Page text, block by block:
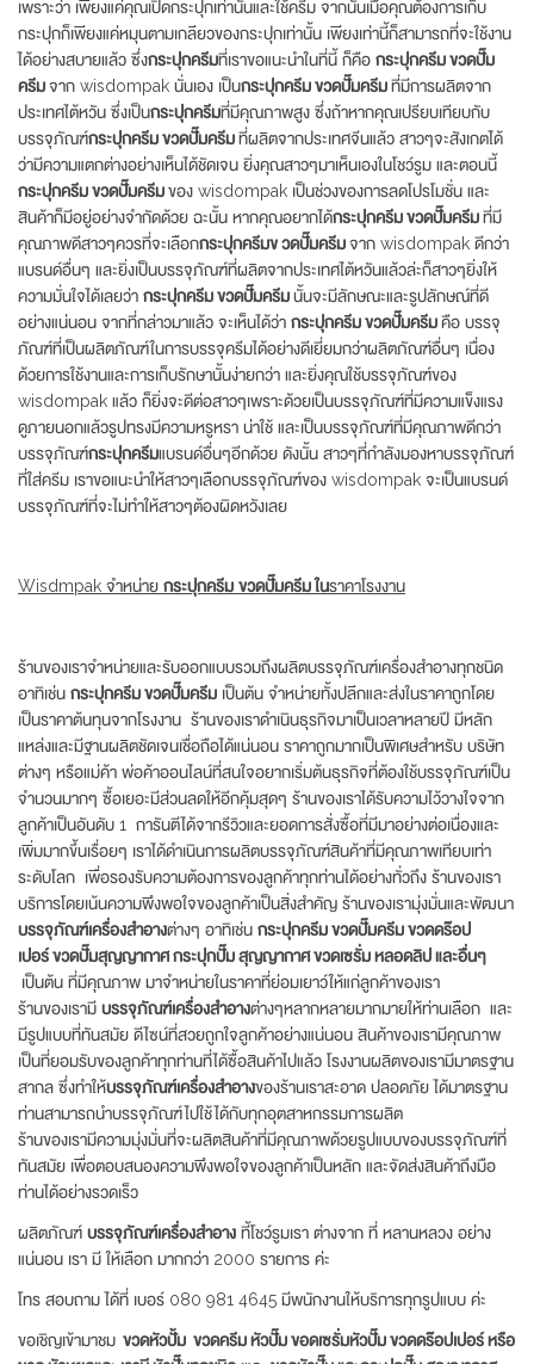
เพราะว่า เพียงแค่คุณเปิดกระปุกเท่านั้นและใช้ครีม จากนั้นเมื่อคุณต้องการเก็บ
กระปุกก็เพียงแค่หมุนตามเกลียวของกระปุกเท่านั้น เพียงเท่านี้ก็สามารถที่จะใช้งาน
ได้อย่างสบายแล้ว ซึ่งกระปุกครีมที่เราขอแนะนำในที่นี้ ก็คือ กระปุกครีม ขวดปั๊ม
ครีมจาก wisdompak นั่นเอง เป็นกระปุกครีม ขวดปั๊มครีมที่มีการผลิตจาก
ประเทศไต้หวัน ซึ่งเป็นกระปุกครีมที่มีคุณภาพสูง ซึ่งถ้าหากคุณเปรียบเทียบกับ
บรรจุภัณฑ์กระปุกครีม ขวดปั๊มครีมที่ผลิตจากประเทศจีนแล้ว สาวๆจะสังเกตได้
ว่ามีความแตกต่างอย่างเห็นได้ชัดเจน ยิ่งคุณสาวๆมาเห็นเองในโชว์รูม และตอนนี้
กระปุกครีม ขวดปั๊มครีมของ wisdompak เป็นช่วงของการลดโปรโมชั่น และ
สินค้าก็มีอยู่อย่างจำกัดด้วย ฉะนั้น หากคุณอยากได้กระปุกครีม ขวดปั๊มครีมที่มี
คุณภาพดีสาวๆควรที่จะเลือกกระปุกครีมข วดปั๊มครีมจาก wisdompak ดีกว่า
แบรนด์อื่นๆ และยิ่งเป็นบรรจุภัณฑ์ที่ผลิตจากประเทศไต้หวันแล้วล่ะก็สาวๆยิ่งให้
ความมั่นใจได้เลยว่า กระปุกครีม ขวดปั๊มครีมนั้นจะมีลักษณะและรูปลักษณ์ที่ดี
อย่างแน่นอน จากที่กล่าวมาแล้ว จะเห็นได้ว่า กระปุกครีม ขวดปั๊มครีมคือ บรรจุ
ภัณฑ์ที่เป็นผลิตภัณฑ์ในการบรรจุครีมได้อย่างดีเยี่ยมกว่าผลิตภัณฑ์อื่นๆ เนื่อง
ด้วยการใช้งานและการเก็บรักษานั้นง่ายกว่า และยิ่งคุณใช้บรรจุภัณฑ์ของ
wisdompak แล้ว ก็ยิ่งจะดีต่อสาวๆเพราะด้วยเป็นบรรจุภัณฑ์ที่มีความแข็งแรง
ดูภายนอกแล้วรูปทรงมีความหรูหรา น่าใช้ และเป็นบรรจุภัณฑ์ที่มีคุณภาพดีกว่า
บรรจุภัณฑ์กระปุกครีมแบรนด์อื่นๆอีกด้วย ดังนั้น สาวๆที่กำลังมองหาบรรจุภัณฑ์
ที่ใส่ครีม เราขอแนะนำให้สาวๆเลือกบรรจุภัณฑ์ของ wisdompak จะเป็นแบรนด์
บรรจุภัณฑ์ที่จะไม่ทำให้สาวๆต้องผิดหวังเลย
Wisdmpak จำหน่าย กระปุกครีม ขวดปั๊มครีม ในราคาโรงงาน
ร้านของเราจำหน่ายและรับออกแบบรวมถึงผลิตบรรจุภัณฑ์เครื่องสำอางทุกชนิด
อาทิเช่น กระปุกครีมขวดปั๊มครีม เป็นต้น จำหน่ายทั้งปลีกและส่งในราคาถูกโดย
เป็นราคาต้นทุนจากโรงงาน ร้านของเราดำเนินธุรกิจมาเป็นเวลาหลายปี มีหลัก
แหล่งและมีฐานผลิตชัดเจนเชื่อถือได้แน่นอน ราคาถูกมากเป็นพิเศษสำหรับ บริษัท
ต่างๆ หรือแม่ค้า พ่อค้าออนไลน์ที่สนใจอยากเริ่มต้นธุรกิจที่ต้องใช้บรรจุภัณฑ์เป็น
จำนวนมากๆ ซื้อเยอะมีส่วนลดให้อีกคุ้มสุดๆ ร้านของเราได้รับความไว้วางใจจาก
ลูกค้าเป็นอันดับ 1 การันตีได้จากรีวิวและยอดการสั่งซื้อที่มีมาอย่างต่อเนื่องและ
เพิ่มมากขึ้นเรื่อยๆ เราได้ดำเนินการผลิตบรรจุภัณฑ์สินค้าที่มีคุณภาพเทียบเท่า
ระดับโลก เพื่อรองรับความต้องการของลูกค้าทุกท่านได้อย่างทั่วถึง ร้านของเรา
บริการโดยเน้นความพึงพอใจของลูกค้าเป็นสิ่งสำคัญ ร้านของเรามุ่งมั่นและพัฒนา
บรรจุภัณฑ์เครื่องสำอางต่างๆ อาทิเช่น กระปุกครีมขวดปั๊มครีม ขวดดร๊อป
เปอร์ ขวดปั๊มสุญญากาศ กระปุกปั๊ม สุญญากาศ ขวดเซรั่ม หลอดลิป และอื่นๆ
เป็นต้น ที่มีคุณภาพ มาจำหน่ายในราคาที่ย่อมเยาว์ให้แก่ลูกค้าของเรา
ร้านของเรามี บรรจุภัณฑ์เครื่องสำอางต่างๆหลากหลายมากมายให้ท่านเลือก และ
มีรูปแบบที่ทันสมัย ดีไซน์ที่สวยถูกใจลูกค้าอย่างแน่นอน สินค้าของเรามีคุณภาพ
เป็นที่ยอมรับของลูกค้าทุกท่านที่ได้ซื้อสินค้าไปแล้ว โรงงานผลิตของเรามีมาตรฐาน
สากล ซึ่งทำให้บรรจุภัณฑ์เครื่องสำอางของร้านเราสะอาด ปลอดภัย ได้มาตรฐาน
ท่านสามารถนำบรรจุภัณฑ์ไปใช้ได้กับทุกอุตสาหกรรมการผลิต
ร้านของเรามีความมุ่งมั่นที่จะผลิตสินค้าที่มีคุณภาพด้วยรูปแบบของบรรจุภัณฑ์ที่
ทันสมัย เพื่อตอบสนองความพึงพอใจของลูกค้าเป็นหลัก และจัดส่งสินค้าถึงมือ
ท่านได้อย่างรวดเร็ว
ผลิตภัณฑ์ บรรจุภัณฑ์เครื่องสำอาง ที้โชว์รูมเรา ต่างจาก ที่ หลานหลวง อย่าง
แน่นอน เรา มี ให้เลือก มากกว่า 2000 รายการ ค่ะ
โทร สอบถาม ได้ที่ เบอร์ 080 981 4645 มีพนักงานให้บริการทุกรูปแบบ ค่ะ
ขอเชิญเข้ามาชม ขวดหัวปั้ม ขวดครีม หัวปั๊ม ขอดเซรั่มหัวปั๊ม ขวดดร๊อปเปอร์ หรือ